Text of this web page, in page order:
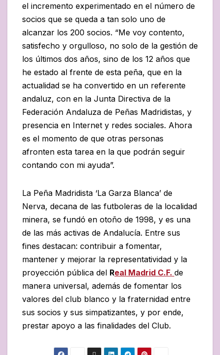
el incremento experimentado en el número de
socios que se queda a tan solo uno de
alcanzar los 200 socios. “Me voy contento,
satisfecho y orgulloso, no solo de la gestión de
los últimos dos años, sino de los 12 años que
he estado al frente de esta peña, que en la
actualidad se ha convertido en un referente
andaluz, con en la Junta Directiva de la
Federación Andaluza de Peñas Madridistas, y
presencia en Internet y redes sociales. Ahora
es el momento de que otras personas
afronten esta tarea en la que podrán seguir
contando con mi ayuda”.
La Peña Madridista ‘La Garza Blanca’ de
Nerva, decana de las futboleras de la localidad
minera, se fundó en otoño de 1998, y es una
de las más activas de Andalucía. Entre sus
fines destacan: contribuir a fomentar,
mantener y mejorar la representatividad y la
proyección pública del Real Madrid C.F. de
manera universal, además de fomentar los
valores del club blanco y la fraternidad entre
sus socios y sus simpatizantes, y por ende,
prestar apoyo a las finalidades del Club.